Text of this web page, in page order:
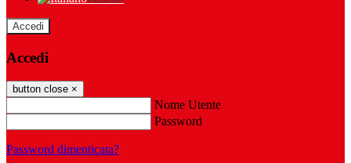
Accedi
Accedi
button close ×
Nome Utente
Password
Password dimenticata?